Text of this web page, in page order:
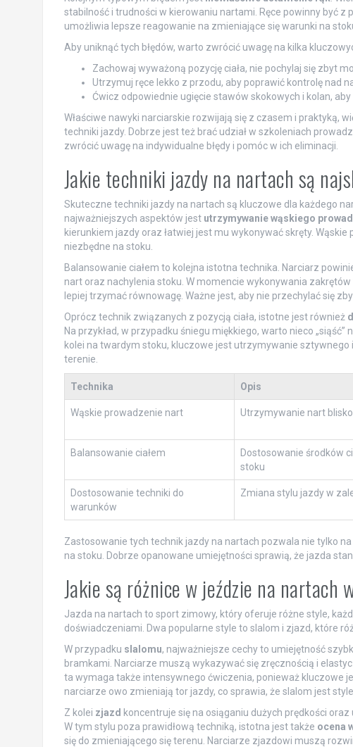
stabilność i trudności w kierowaniu nartami. Ręce powinny być z
umożliwia lepsze reagowanie na zmieniające się warunki na
Aby uniknąć tych błędów, warto zwrócić uwagę na kilka
Zachowaj wyważoną pozycję ciała, nie pochylaj się zbyt
Utrzymuj ręce lekko z przodu, aby poprawić kontrolę nad
Ćwicz odpowiednie ugięcie stawów skokowych i kolan,
Właściwe nawyki narciarskie rozwijają się z czasem i praktyką,
techniki jazdy. Dobrze jest też brać udział w szkoleniach
zwrócić uwagę na indywidualne błędy i pomóc w ich eliminacji.
Jakie techniki jazdy na nartach są
Skuteczne techniki jazdy na nartach są kluczowe dla każdego
najważniejszych aspektów jest utrzymywanie wąskiego
kierunkiem jazdy oraz łatwiej jest mu wykonywać skręty.
niezbędne na stoku.
Balansowanie ciałem to kolejna istotna technika. Narciarz
nart oraz nachylenia stoku. W momencie wykonywania
lepiej trzymać równowagę. Ważne jest, aby nie przechylać się
Oprócz technik związanych z pozycją ciała, istotne jest również
Na przykład, w przypadku śniegu miękkiego, warto nieco
kolei na twardym stoku, kluczowe jest utrzymywanie
terenie.
Technika Opis
Wąskie prowadzenie nart Utrzymywanie nart
Balansowanie ciałem
Dostosowanie środków
stoku
Dostosowanie techniki do
warunków
Zmiana stylu jazdy w
Zastosowanie tych technik jazdy na nartach pozwala nie tylko
na stoku. Dobrze opanowane umiejętności sprawią, że jazda
Jakie są różnice w jeździe na nartach
Jazda na nartach to sport zimowy, który oferuje różne style,
doświadczeniami. Dwa popularne style to slalom i zjazd, które
W przypadku slalomu, najważniejsze cechy to umiejętność
bramkami. Narciarze muszą wykazywać się zręcznością i
ta wymaga także intensywnego ćwiczenia, ponieważ kluczowe
narciarze owo zmieniają tor jazdy, co sprawia, że slalom jest
Z kolei zjazd koncentruje się na osiąganiu dużych prędkości
W tym stylu poza prawidłową techniką, istotna jest także ocena
się do zmieniającego się terenu. Narciarze zjazdowi muszą